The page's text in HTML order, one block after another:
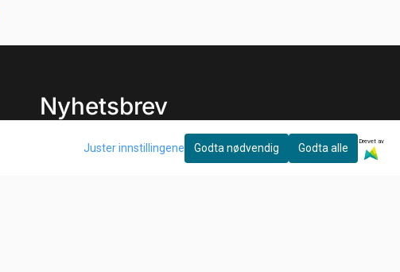
Nyhetsbrev
Ønsker du å motta gode tilbud, tips og nyheter?
Juster innstillingene Godta nødvendig Godta alle
Drevet av